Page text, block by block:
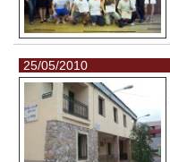
25/05/2010